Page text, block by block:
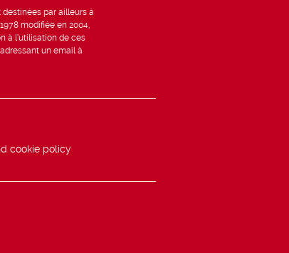
par ailleurs à
modifiée en 2004,
à l’utilisation de ces
un email à
cookie policy